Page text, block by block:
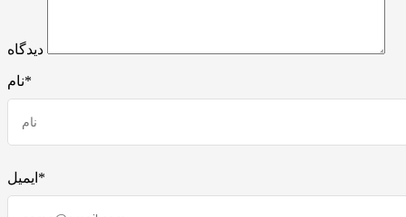
دیدگاه
نام*
ایمیل*